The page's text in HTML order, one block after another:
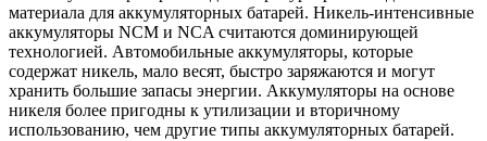
материала для аккумуляторных батарей. Никель-интенсивные
аккумуляторы NCM и NCA считаются доминирующей
технологией. Автомобильные аккумуляторы, которые
содержат никель, мало весят, быстро заряжаются и могут
хранить большие запасы энергии. Аккумуляторы на основе
никеля более пригодны к утилизации и вторичному
использованию, чем другие типы аккумуляторных батарей.